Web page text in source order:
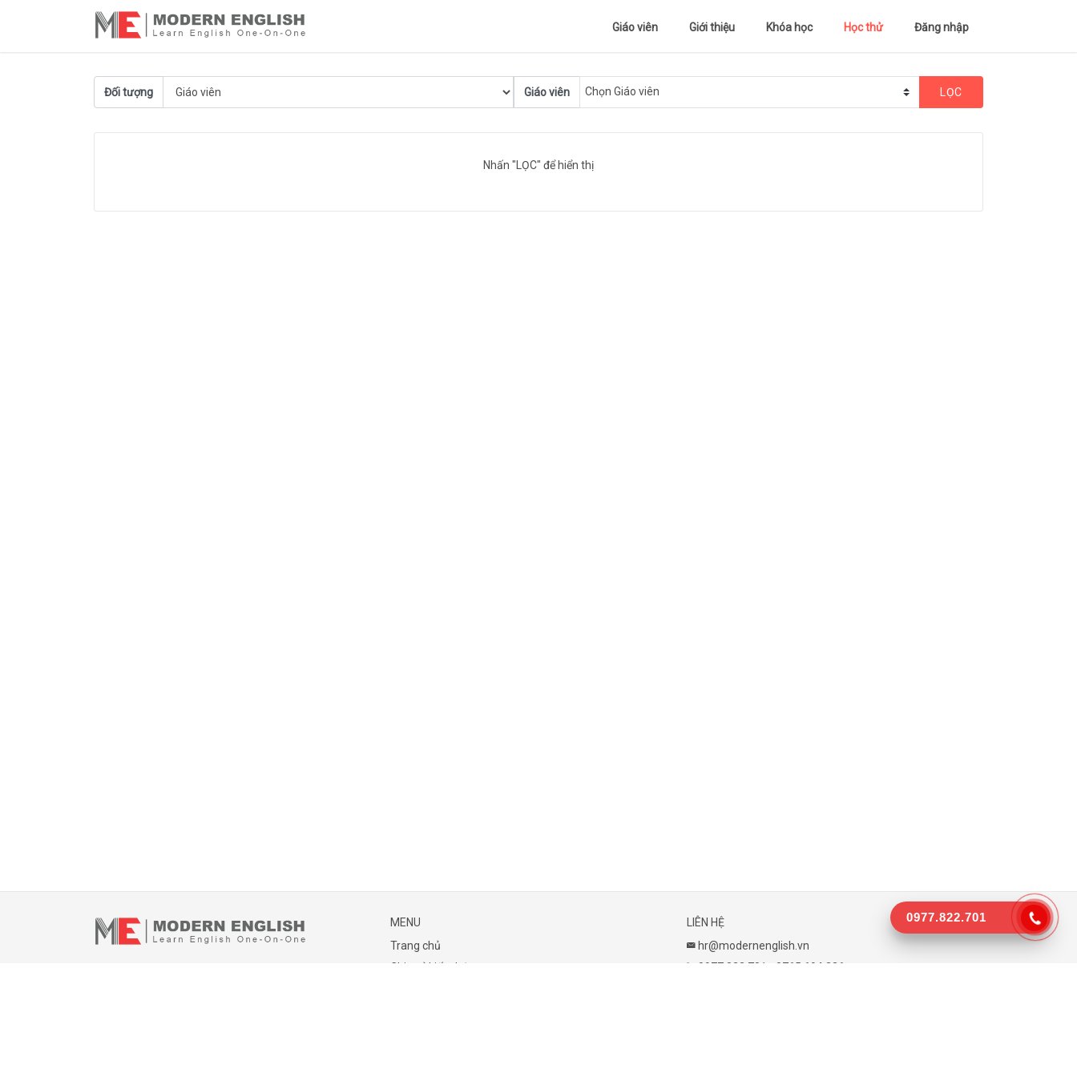
Giáo viên Giới thiệu Khóa học Học thử Đăng nhập
Đối tượng Giáo viên Chọn Giáo viên LỌC
Nhấn "LỌC" để hiển thị
MENU
Trang chủ
Chia sẻ kiến thức
LIÊN HỆ
hr@modernenglish.vn
0977 822 701 - 0765 694 336
0977.822.701